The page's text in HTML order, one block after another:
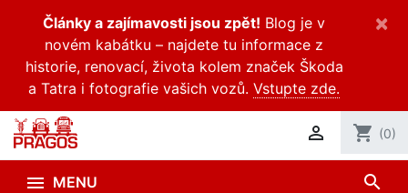
Články a zajímavosti jsou zpět! Blog je v
novém kabátku – najdete tu informace z
historie, renovací, života kolem značek Škoda
a Tatra i fotografie vašich vozů. Vstupte zde.
×
 shopping_cart (0)
 MENU search